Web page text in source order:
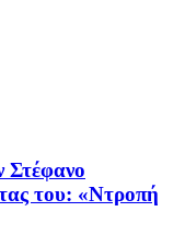
Στέφανο
του: «Ντροπή